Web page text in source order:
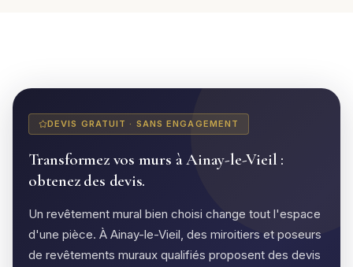
DEVIS GRATUIT · SANS ENGAGEMENT
Transformez vos murs à Ainay-le-Vieil :
obtenez des devis.
Un revêtement mural bien choisi change tout l'espace
d'une pièce. À Ainay-le-Vieil, des miroitiers et poseurs
de revêtements muraux qualifiés proposent des devis